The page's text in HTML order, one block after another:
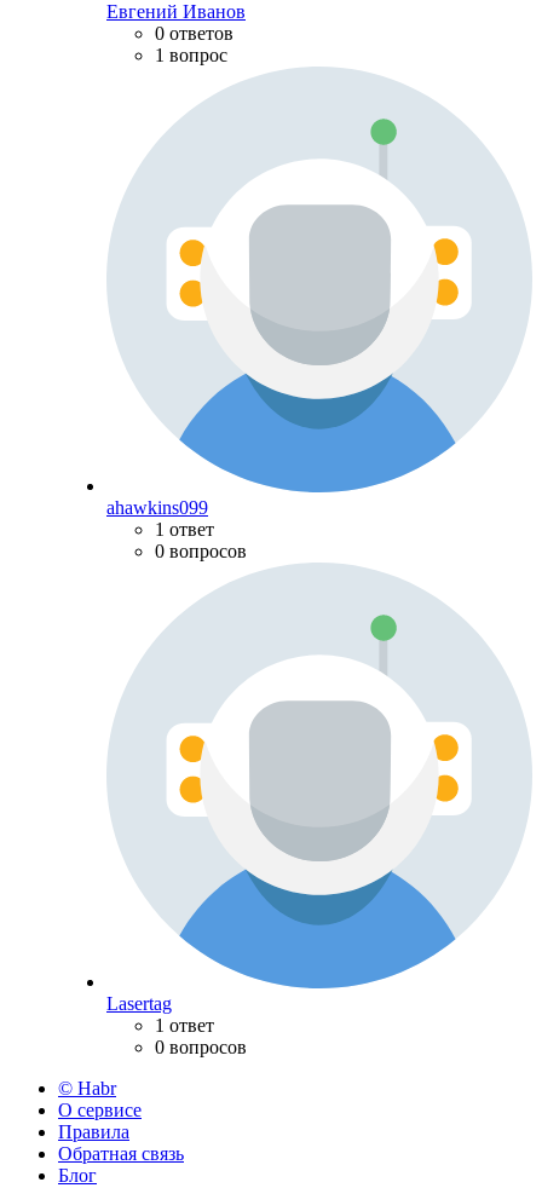
Евгений Иванов
0 ответов
1 вопрос
ahawkins099
1 ответ
0 вопросов
Lasertag
1 ответ
0 вопросов
© Habr
О сервисе
Правила
Обратная связь
Блог